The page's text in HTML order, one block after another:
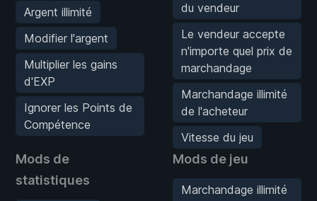
Argent illimité
Modifier l'argent
Multiplier les gains
d'EXP
Ignorer les Points de
Compétence
du vendeur
Le vendeur accepte
n'importe quel prix de
marchandage
Marchandage illimité
de l'acheteur
Vitesse du jeu
Mods de
statistiques
Mods de jeu
Marchandage illimité